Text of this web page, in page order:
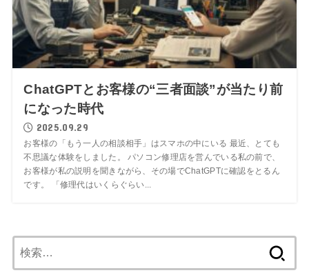
ChatGPTとお客様の“三者面談”が当たり前
になった時代
2025.09.29
お客様の「もう一人の相談相手」はスマホの中にいる 最近、とても
不思議な体験をしました。 パソコン修理店を営んでいる私の前で、
お客様が私の説明を聞きながら、その場でChatGPTに確認をとるん
です。 「修理代はいくらぐらい...
索: